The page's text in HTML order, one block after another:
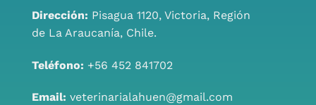
Dirección: Pisagua 1120, Victoria, Región
de La Araucanía, Chile.
Teléfono: +56 452 841702
Email: veterinarialahuen@gmail.com